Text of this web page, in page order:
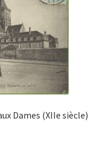
Dames (XIIe siècle)